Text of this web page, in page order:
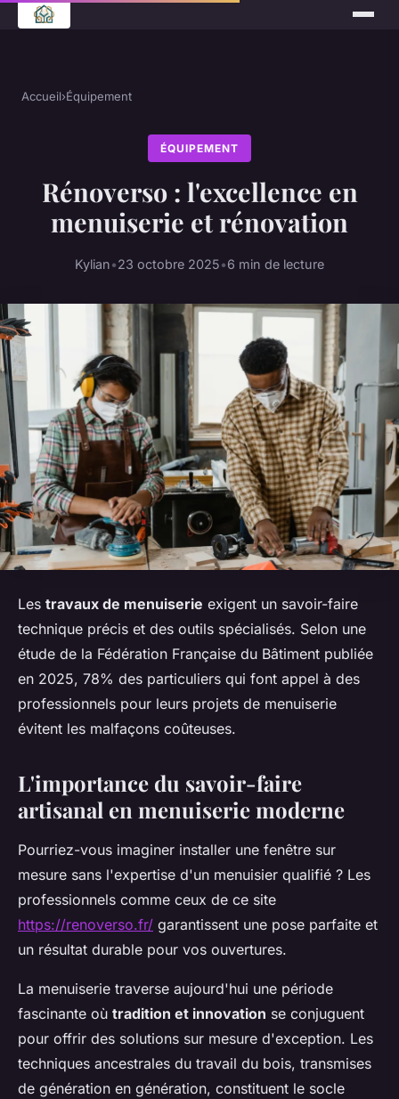
Accueil›Équipement
ÉQUIPEMENT
Rénoverso : l'excellence en
menuiserie et rénovation
Kylian•23 octobre 2025•6 min de lecture
Les travaux de menuiserie exigent un savoir-faire
technique précis et des outils spécialisés. Selon une
étude de la Fédération Française du Bâtiment publiée
en 2025, 78% des particuliers qui font appel à des
professionnels pour leurs projets de menuiserie
évitent les malfaçons coûteuses.
L'importance du savoir-faire
artisanal en menuiserie moderne
Pourriez-vous imaginer installer une fenêtre sur
mesure sans l'expertise d'un menuisier qualifié ? Les
professionnels comme ceux de ce site
https://renoverso.fr/ garantissent une pose parfaite et
un résultat durable pour vos ouvertures.
La menuiserie traverse aujourd'hui une période
fascinante où tradition et innovation se conjuguent
pour offrir des solutions sur mesure d'exception. Les
techniques ancestrales du travail du bois, transmises
de génération en génération, constituent le socle